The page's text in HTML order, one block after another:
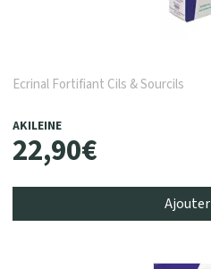
Ecrinal Fortifiant Cils & Sourcils
AKILEINE
22,90€
Ajouter